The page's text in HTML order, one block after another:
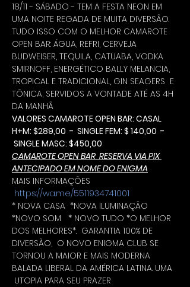
18/11 - SÁBADO - TEM A FESTA NEON EM
UMA NOITE REGADA DE MUITA DIVERSÃO.
TUDO ISSO COM O MELHOR CAMAROTE
OPEN BAR: ÁGUA, REFRI, CERVEJA
BUDWEISER, TEQUILA, CATUABA, VODKA
SMIRNOFF, ENERGÉTICO BALLY MELANCIA,
TROPICAL E TRADICIONAL, GIN SEAGERS  E
TÔNICA, SERVIDOS A VONTADE ATÉ AS 4H
DA MANHÃ
VALORES CAMAROTE OPEN BAR: CASAL
H+M: $289,00  -  SINGLE FEM: $ 140,00  -
SINGLE MASC: $450,00
CAMAROTE OPEN BAR  RESERVA VIA PIX
ANTECIPADO EM NOME DO ENIGMA
MAIS INFORMAÇÕES
https://wa.me/5511934741001
* NOVA CASA  *NOVA ILUMINAÇÃO
*NOVO SOM   * NOVO TUDO *O MELHOR
DOS MELHORES*.  GARANTIA 100% DE
DIVERSÃO,  O NOVO ENIGMA CLUB SE
TORNOU A MAIOR E MAIS MODERNA
BALADA LIBERAL DA AMÉRICA LATINA. UMA
UTOPIA PARA SEU PRAZER